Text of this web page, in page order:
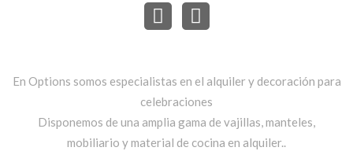
En Options somos especialistas en el alquiler y decoración para
celebraciones
Disponemos de una amplia gama de vajillas, manteles,
mobiliario y material de cocina en alquiler..